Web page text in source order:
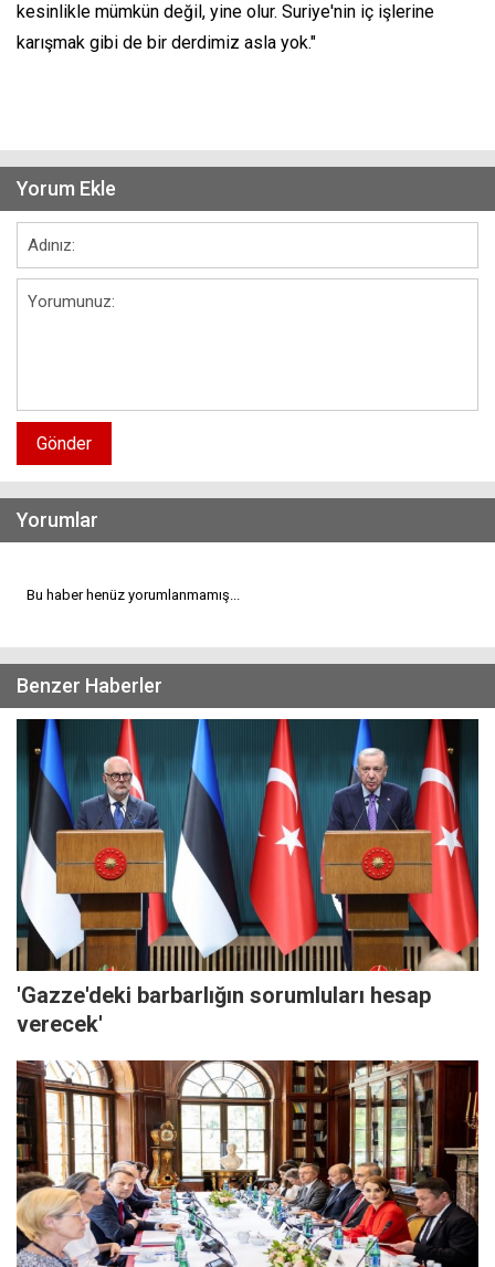
kesinlikle mümkün değil, yine olur. Suriye'nin iç işlerine
karışmak gibi de bir derdimiz asla yok."
Yorum Ekle
Gönder
Yorumlar
Bu haber henüz yorumlanmamış...
Benzer Haberler
'Gazze'deki barbarlığın sorumluları hesap
verecek'